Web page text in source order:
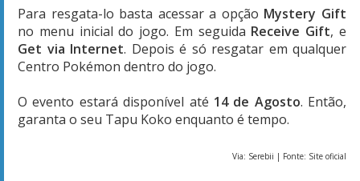
Para resgata-lo basta acessar a opção Mystery Gift
no menu inicial do jogo. Em seguida Receive Gift, e
Get via Internet. Depois é só resgatar em qualquer
Centro Pokémon dentro do jogo.
O evento estará disponível até 14 de Agosto. Então,
garanta o seu Tapu Koko enquanto é tempo.
Via: Serebii | Fonte: Site oficial